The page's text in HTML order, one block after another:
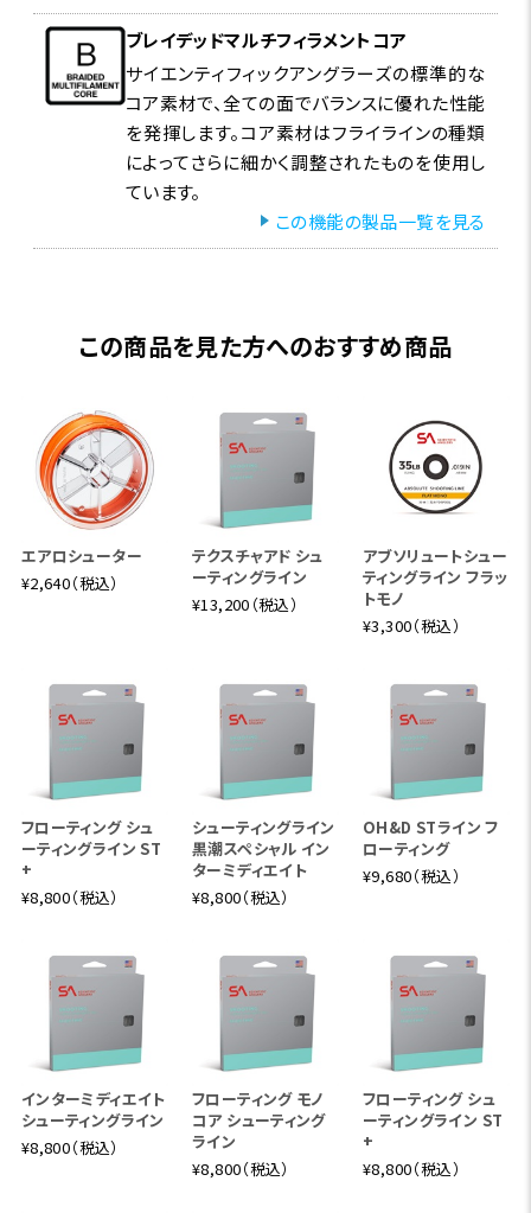
ブレイデッドマルチフィラメントコア
サイエンティフィックアングラーズの標準的な
コア素材で、全ての面でバランスに優れた性能
を発揮します。コア素材はフライラインの種類
によってさらに細かく調整されたものを使用し
ています。
この機能の製品一覧を見る
この商品を見た方へのおすすめ商品
エアロシューター
¥2,640（税込）
テクスチャアド シュ
ーティングライン
¥13,200（税込）
アブソリュートシュー
ティングライン フラッ
トモノ
¥3,300（税込）
フローティング シュ
ーティングライン ST
+
¥8,800（税込）
シューティングライン
黒潮スペシャル イン
ターミディエイト
¥8,800（税込）
OH&D STライン フ
ローティング
¥9,680（税込）
インターミディエイト
シューティングライン
¥8,800（税込）
フローティング モノ
コア シューティング
ライン
¥8,800（税込）
フローティング シュ
ーティングライン ST
+
¥8,800（税込）